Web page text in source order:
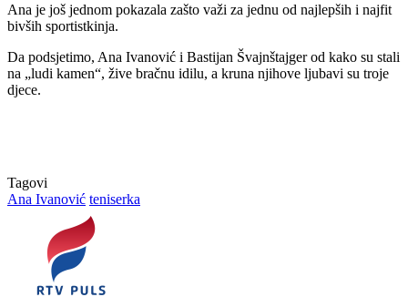
Ana je još jednom pokazala zašto važi za jednu od najlepših i najfit
bivših sportistkinja.
Da podsjetimo, Ana Ivanović i Bastijan Švajnštajger od kako su stali
na „ludi kamen“, žive bračnu idilu, a kruna njihove ljubavi su troje
djece.
Tagovi
Ana Ivanović teniserka